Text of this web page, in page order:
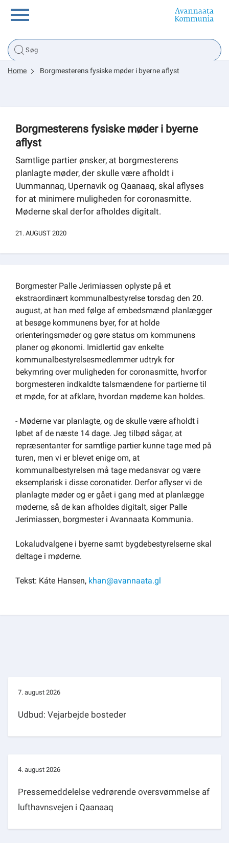
Borger
Tsunami
sullissivik.gl
Planportal
Home Borgmesterens fysiske møder i byerne aflyst
Borgmesterens fysiske møder i byerne
aflyst
Samtlige partier ønsker, at borgmesterens
planlagte møder, der skulle være afholdt i
Uummannaq, Upernavik og Qaanaaq, skal aflyses
for at minimere muligheden for coronasmitte.
Møderne skal derfor afholdes digitalt.
21. AUGUST 2020
Borgmester Palle Jerimiassen oplyste på et
ekstraordinært kommunalbestyrelse torsdag den 20.
august, at han med følge af embedsmænd planlægger
at besøge kommunens byer, for at holde
orienteringsmøder og gøre status om kommunens
planer og økonomi. Imidlertid gav enkelte
kommunalbestyrelsesmedlemmer udtryk for
bekymring over muligheden for coronasmitte, hvorfor
borgmesteren indkaldte talsmændene for partierne til
et møde, for at afklare, hvordan møderne kan holdes.
- Møderne var planlagte, og de skulle være afholdt i
løbet af de næste 14 dage. Jeg tilbød sågar, at
repræsentanter for samtlige partier kunne tage med på
turen, men vi er blevet enige om, at
kommunalbestyrelsen må tage medansvar og være
eksemplarisk i disse coronatider. Derfor aflyser vi de
planlagte møder og er gået i gang med at planlægge
møderne, så de kan afholdes digitalt, siger Palle
Jerimiassen, borgmester i Avannaata Kommunia.
Lokaludvalgene i byerne samt bygdebestyrelserne skal
deltage i møderne.
Tekst: Káte Hansen, khan@avannaata.gl
7. august 2026
Udbud: Vejarbejde bosteder
4. august 2026
Pressemeddelelse vedrørende oversvømmelse af
lufthavnsvejen i Qaanaaq